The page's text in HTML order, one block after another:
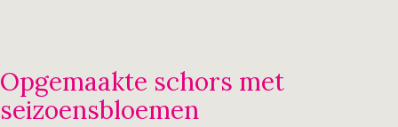
Opgemaakte schors met
seizoensbloemen